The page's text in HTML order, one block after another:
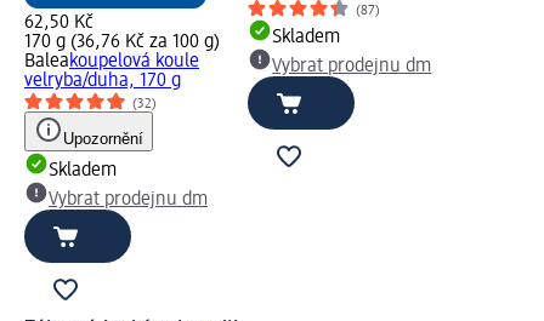
62,50 Kč
170 g (36,76 Kč za 100 g)
Baleakoupelová koule
velryba/duha, 170 g
(32)
Upozornění
Skladem
Vybrat prodejnu dm
(87)
Skladem
Vybrat prodejnu dm